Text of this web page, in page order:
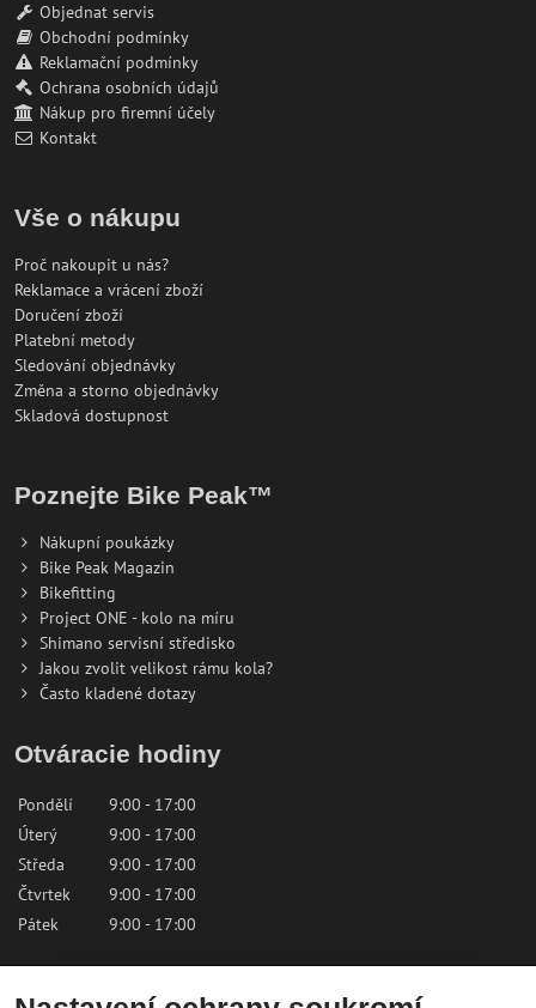
Objednat servis
Obchodní podmínky
Reklamační podmínky
Ochrana osobních údajů
Nákup pro firemní účely
Kontakt
Vše o nákupu
Proč nakoupit u nás?
Reklamace a vrácení zboží
Doručení zboží
Platební metody
Sledování objednávky
Změna a storno objednávky
Skladová dostupnost
Poznejte Bike Peak™
Nákupní poukázky
Bike Peak Magazin
Bikefitting
Project ONE - kolo na míru
Shimano servisní středisko
Jakou zvolit velikost rámu kola?
Často kladené dotazy
Otváracie hodiny
Pondělí
9:00 - 17:00
Úterý
9:00 - 17:00
Středa
9:00 - 17:00
Čtvrtek
9:00 - 17:00
Pátek
9:00 - 17:00